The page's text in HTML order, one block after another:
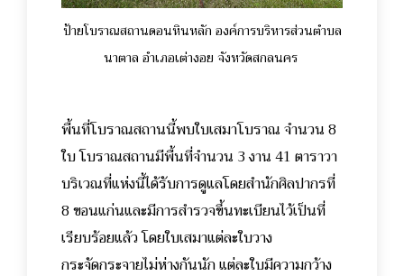
ป้ายโบราณสถานดอนหินหลัก องค์การบริหารส่วนตำบล
นาตาล อำเภอเต่างอย จังหวัดสกลนคร
พื้นที่โบราณสถานนี้พบใบเสมาโบราณ จำนวน 8
ใบ โบราณสถานมีพื้นที่จำนวน 3 งาน 41 ตาราวา
บริเวณที่แห่งนี้ได้รับการดูแลโดยสำนักศิลปากรที่
8 ขอนแก่นและมีการสำรวจขึ้นทะเบียนไว้เป็นที่
เรียบร้อยแล้ว โดยใบเสมาแต่ละใบวาง
กระจัดกระจายไม่ห่างกันนัก แต่ละใบมีความกว้าง